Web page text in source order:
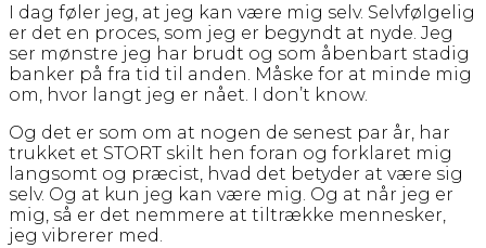
I dag føler jeg, at jeg kan være mig selv. Selvfølgelig
er det en proces, som jeg er begyndt at nyde. Jeg
ser mønstre jeg har brudt og som åbenbart stadig
banker på fra tid til anden. Måske for at minde mig
om, hvor langt jeg er nået. I don’t know.
Og det er som om at nogen de senest par år, har
trukket et STORT skilt hen foran og forklaret mig
langsomt og præcist, hvad det betyder at være sig
selv. Og at kun jeg kan være mig. Og at når jeg er
mig, så er det nemmere at tiltrække mennesker,
jeg vibrerer med.